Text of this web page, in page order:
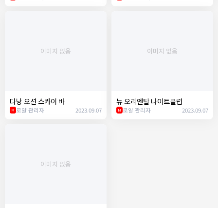
이미지 없음
다낭 오션 스카이 바
M 로얄 관리자 2023.09.07
이미지 없음
뉴 오리엔탈 나이트클럽
M 로얄 관리자 2023.09.07
이미지 없음